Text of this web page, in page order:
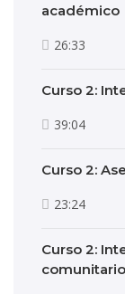
académico
26:33
Curso 2:
39:04
Curso 2:
23:24
Curso 2: